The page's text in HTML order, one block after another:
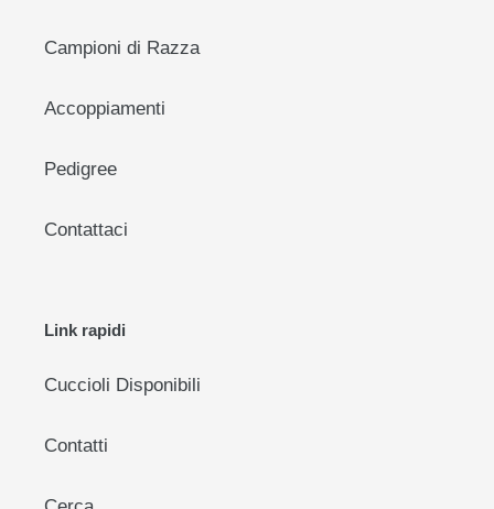
Campioni di Razza
Accoppiamenti
Pedigree
Contattaci
Link rapidi
Cuccioli Disponibili
Contatti